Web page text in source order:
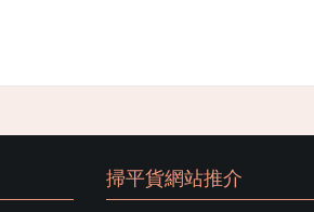
掃平貨網站推介